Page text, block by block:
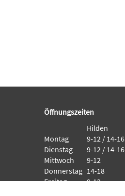
Öffnungszeiten
Hilden
Montag
9-12 / 14-16
Dienstag
9-12 / 14-16
Mittwoch
9-12
Donnerstag 14-18
Freitag
9-12